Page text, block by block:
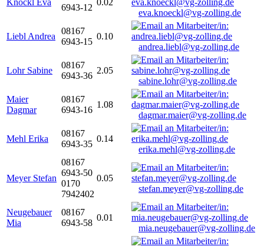
Knöckl Eva
6943-12
0.02
eva.knoeckl@vg-zolling.de
Liebl Andrea
08167
6943-15
0.10
andrea.liebl@vg-zolling.de
Lohr Sabine
08167
6943-36
2.05
sabine.lohr@vg-zolling.de
Maier
Dagmar
08167
6943-16
1.08
dagmar.maier@vg-zolling.de
Mehl Erika
08167
6943-35
0.14
erika.mehl@vg-zolling.de
Meyer Stefan
08167
6943-50
0170
7942402
0.05
stefan.meyer@vg-zolling.de
Neugebauer
Mia
08167
6943-58
0.01
mia.neugebauer@vg-zolling.de